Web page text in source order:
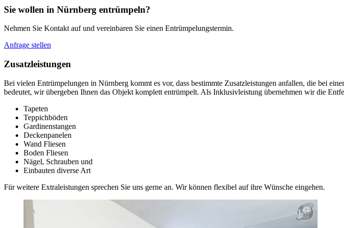
Sie wollen in Nürnberg entrümpeln?
Nehmen Sie Kontakt auf und vereinbaren Sie einen Entrümpelungstermin.
Anfrage stellen
Zusatzleistungen
Bei vielen Entrümpelungen in Nürnberg kommt es vor, dass bestimmte Zusatzleistungen anfallen, die bei
bedeutet, wir übergeben Ihnen das Objekt komplett entrümpelt. Als Inklusivleistung übernehmen wir die
Tapeten
Teppichböden
Gardinenstangen
Deckenpanelen
Wand Fliesen
Boden Fliesen
Nägel, Schrauben und
Einbauten diverse Art
Für weitere Extraleistungen sprechen Sie uns gerne an. Wir können flexibel auf ihre Wünsche eingehen.